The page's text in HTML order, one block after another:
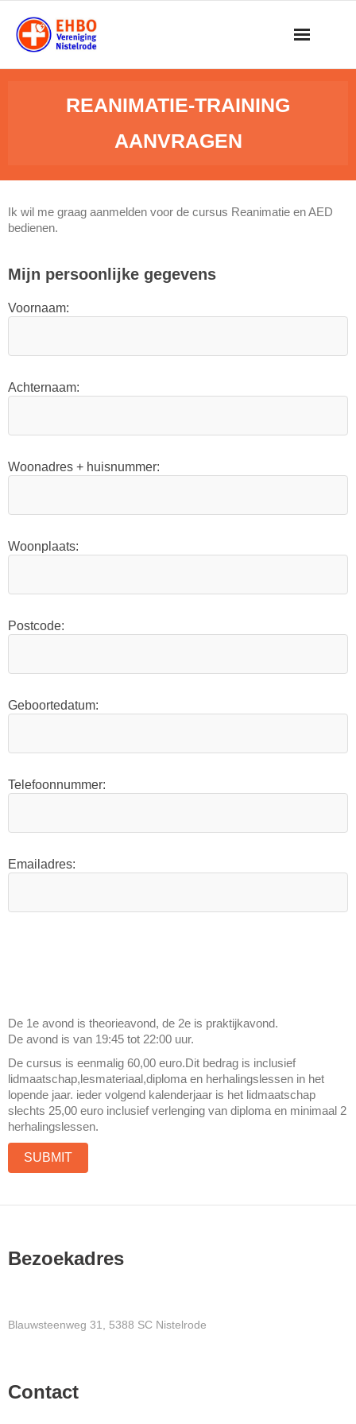
content
REANIMATIE-TRAINING
AANVRAGEN
Ik wil me graag aanmelden voor de cursus Reanimatie en AED
bedienen.
Mijn persoonlijke gegevens
Voornaam:
Achternaam:
Woonadres + huisnummer:
Woonplaats:
Postcode:
Geboortedatum:
Telefoonnummer:
Emailadres:
De 1e avond is theorieavond, de 2e is praktijkavond.
De avond is van 19:45 tot 22:00 uur.
De cursus is eenmalig 60,00 euro.Dit bedrag is inclusief
lidmaatschap,lesmateriaal,diploma en herhalingslessen in het
lopende jaar. ieder volgend kalenderjaar is het lidmaatschap
slechts 25,00 euro inclusief verlenging van diploma en minimaal 2
herhalingslessen.
Bezoekadres
Blauwsteenweg 31, 5388 SC Nistelrode
Contact